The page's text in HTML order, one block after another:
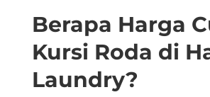
Berapa Harga
Kursi Roda di
Laundry?